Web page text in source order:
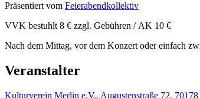
Präsentiert vom Feierabendkollektiv
VVK bestuhlt 8 € zzgl. Gebühren / AK 10 €
Nach dem Mittag, vor dem Konzert oder einfach
Veranstalter
Kulturverein Merlin e.V., Augustenstraße 72,